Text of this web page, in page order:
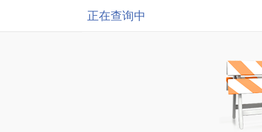
正在查询中